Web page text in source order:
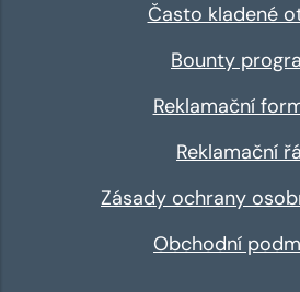
Často kladené
Bounty
Reklamační
Reklamační
Zásady ochrany
Obchodní